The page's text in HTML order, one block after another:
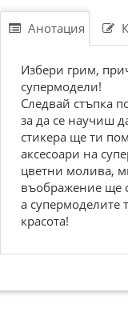
Анотация
Избери грим,
супермодели!
Следвай стъпка
за да се научиш
стикера ще ти
аксесоари на
цветни молива,
въображение ще
а супермоделите
красота!